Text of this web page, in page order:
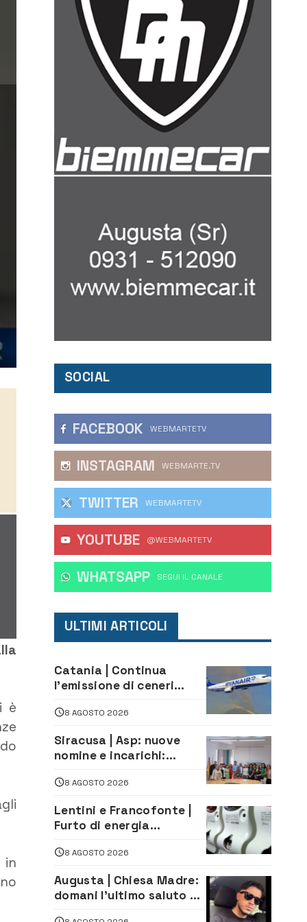
è
in
SOCIAL
FACEBOOK WEBMARTETV
INSTAGRAM WEBMARTE.TV
TWITTER WEBMARTETV
YOUTUBE @WEBMARTETV
WHATSAPP ‎SEGUI IL CANALE
ULTIMI ARTICOLI
Catania | Continua
l’emissione di ceneri
attività all’aeroporto di
Fontanarossa
8 AGOSTO 2026
Siracusa | Asp: nuove
nomine e incarichi:
di Sanità pubblica,
Legale
8 AGOSTO 2026
Lentini e Francofonte |
Furto di energia
persone
8 AGOSTO 2026
Augusta | Chiesa Madre:
domani l’ultimo saluto ad